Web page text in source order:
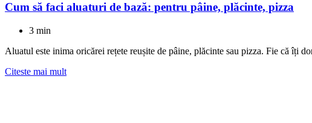
Cum să faci aluaturi de bază: pentru pâine, plăcinte, pizza
3 min
Aluatul este inima oricărei rețete reușite de pâine, plăcinte sau pizza. Fie că îți
Citeste mai mult